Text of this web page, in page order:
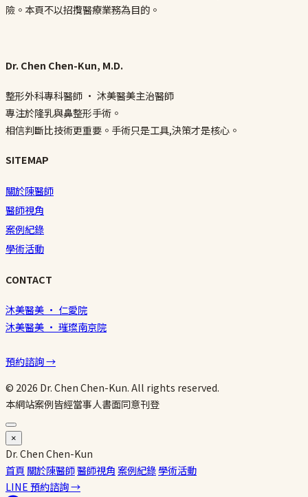
險。本頁不以招攬醫療業務為目的。
Dr. Chen Chen-Kun, M.D.
整形外科專科醫師 · 沐美醫美主治醫師
專注於隆乳與鼻整形手術。
相信判斷比技術更重要。手術只是工具,決策才是核心。
SITEMAP
關於陳醫師
醫師視角
案例紀錄
學術活動
CONTACT
沐美醫美 · 仁愛院
沐美醫美 · 璀璨南京院
預約諮詢 →
© 2026 Dr. Chen Chen-Kun. All rights reserved.
本網站案例皆經當事人書面同意刊登
×
Dr.ChenChen-Kun
首頁 關於陳醫師醫師視角案例紀錄學術活動
LINE 預約諮詢 →